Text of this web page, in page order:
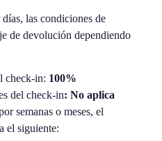
las condiciones de
de devolución dependiendo
check-in: 100%
del check-in: No aplica
semanas o meses, el
el siguiente: